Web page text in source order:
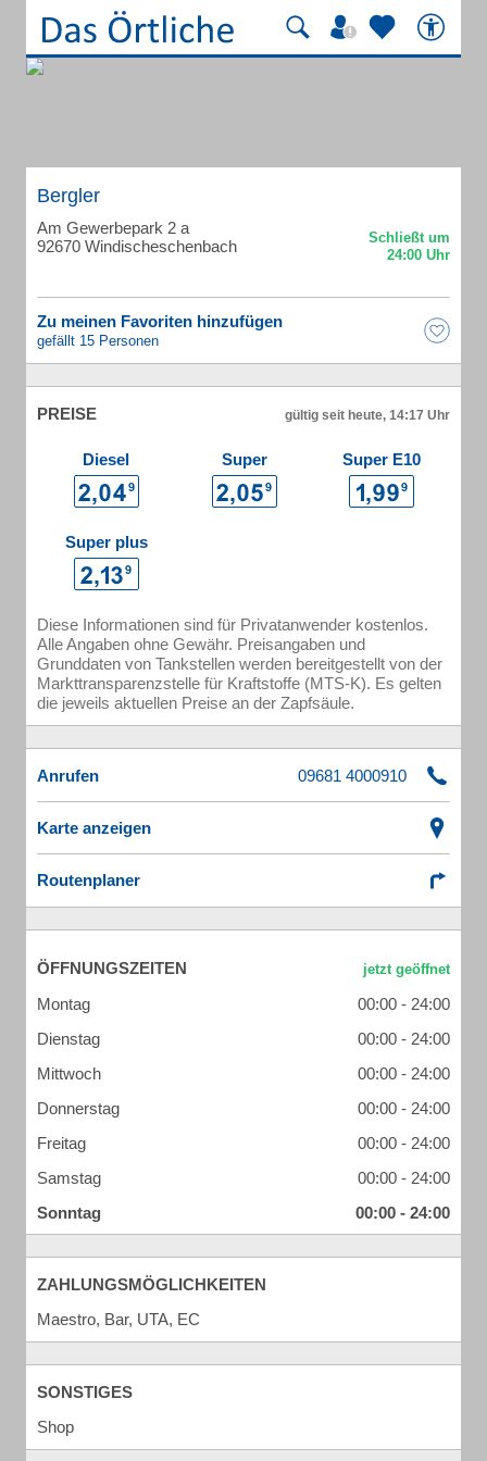
Bergler
Am Gewerbepark 2 a
92670 Windischeschenbach
Zu meinen Favoriten hinzufügen
gefällt 15 Personen
PREISE gültig seit heute, 14:17 Uhr
Diesel Super Super E10
Super plus
Diese Informationen sind für Privatanwender kostenlos.
Alle Angaben ohne Gewähr. Preisangaben und
Grunddaten von Tankstellen werden bereitgestellt von der
Markttransparenzstelle für Kraftstoffe (MTS-K). Es gelten
die jeweils aktuellen Preise an der Zapfsäule.
Anrufen
Karte anzeigen
Routenplaner
ÖFFNUNGSZEITEN
Montag
00:00 - 24:00
Dienstag
00:00 - 24:00
Mittwoch
00:00 - 24:00
Donnerstag
00:00 - 24:00
Freitag
00:00 - 24:00
Samstag
00:00 - 24:00
Sonntag
00:00 - 24:00
ZAHLUNGSMÖGLICHKEITEN
Maestro, Bar, UTA, EC
SONSTIGES
Shop